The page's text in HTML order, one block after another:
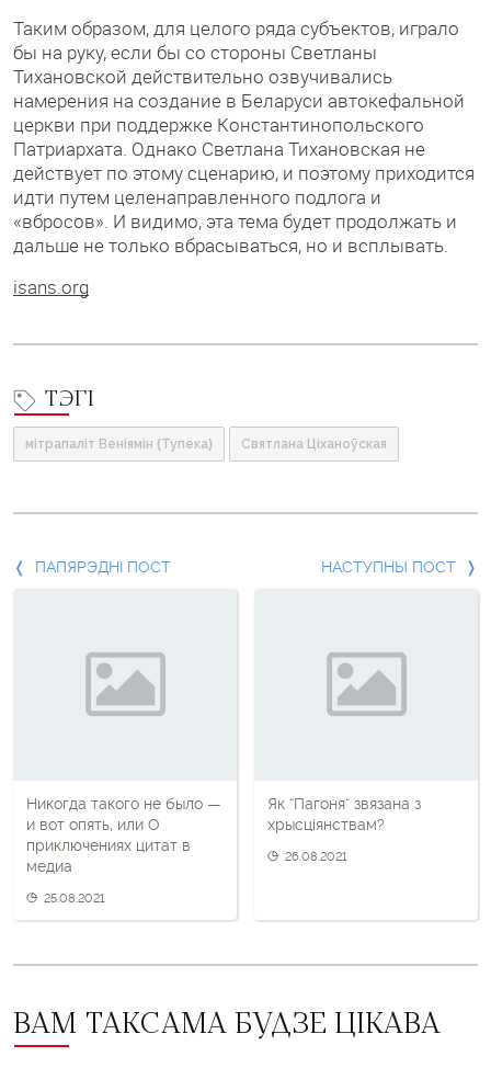
Таким образом, для целого ряда субъектов, играло
бы на руку, если бы со стороны Светланы
Тихановской действительно озвучивались
намерения на создание в Беларуси автокефальной
церкви при поддержке Константинопольского
Патриархата. Однако Светлана Тихановская не
действует по этому сценарию, и поэтому приходится
идти путем целенаправленного подлога и
«вбросов». И видимо, эта тема будет продолжать и
дальше не только вбрасываться, но и всплывать.
isans.org
ТЭГІ
мітрапаліт Веніямін (Тупека) Святлана Ціханоўская
Папярэдні
наступны
ПАПЯРЭДНІ ПОСТ
Никогда такого не было —
и вот опять, или О
приключениях цитат в
медиа
25.08.2021
НАСТУПНЫ ПОСТ
Як “Пагоня“ звязана з
хрысціянствам?
26.08.2021
ВАМ ТАКСАМА БУДЗЕ ЦІКАВА